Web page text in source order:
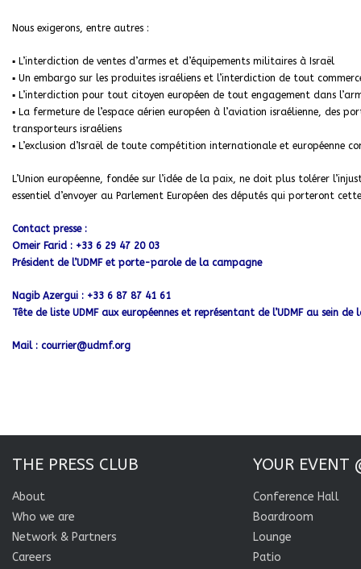
Nous exigerons, entre autres :
▪ L’interdiction de ventes d’armes et d’équipements militaires à Israël
▪ Un embargo sur les produites israéliens et l’interdiction de tout
▪ L’interdiction pour tout citoyen européen de tout engagement dans
▪ La fermeture de l’espace aérien européen à l’aviation israélienne, des
transporteurs israéliens
▪ L’exclusion d’Israël de toute compétition internationale et européenne
L’Union européenne, fondée sur l’idée de la paix, ne doit plus tolérer
essentiel d’envoyer au Parlement Européen des députés qui porteront
Contact presse :
Omeir Farid : +33 6 29 47 20 03
Président de l’UDMF et porte-parole de la campagne
Nagib Azergui : +33 6 87 87 41 61
Tête de liste UDMF aux européennes et représentant de l’UDMF au sein
Mail : courrier@udmf.org
THE PRESS CLUB
About
Who we are
Network & Partners
Careers
YOUR EVENT
Conference Hall
Boardroom
Lounge
Patio